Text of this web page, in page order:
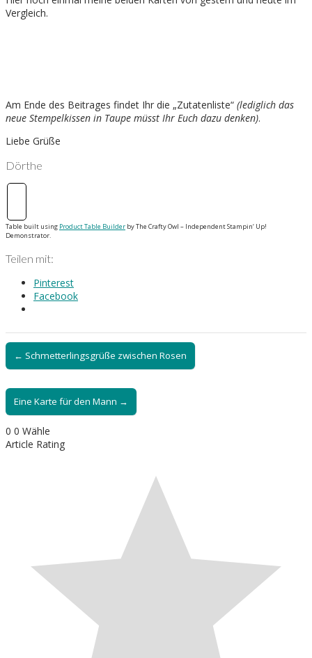
Vergleich.
Am Ende des Beitrages findet Ihr die „Zutatenliste“ (lediglich das
neue Stempelkissen in Taupe müsst Ihr Euch dazu denken).
Liebe Grüße
Dörthe
Table built using Product Table Builder by The Crafty Owl – Independent Stampin‘ Up!
Demonstrator.
Teilen mit:
Pinterest
Facebook
← Schmetterlingsgrüße zwischen Rosen
Eine Karte für den Mann →
0 0 Wähle
Article Rating